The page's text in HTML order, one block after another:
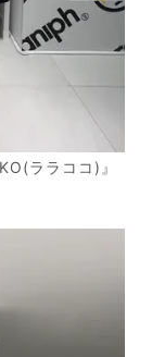
ララココ)』